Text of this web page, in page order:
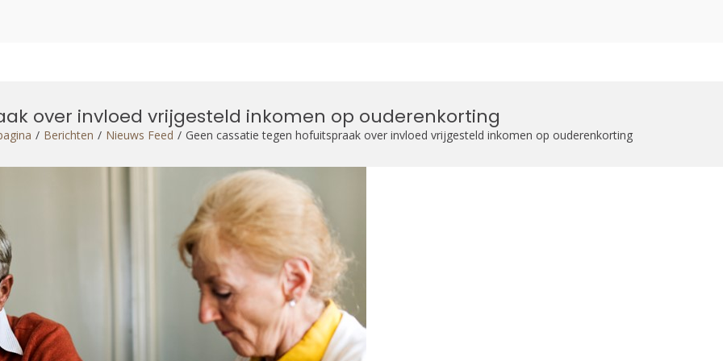
over invloed vrijgesteld inkomen op ouderenkorting
Berichten Nieuws Feed Geen cassatie tegen hofuitspraak over invloed vrijgesteld inkomen op ouderenkorting